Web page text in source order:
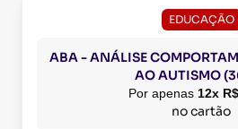
EDUCAÇÃO
ABA - ANÁLISE
AO AUTISMO
Por apenas 12x
no cartão